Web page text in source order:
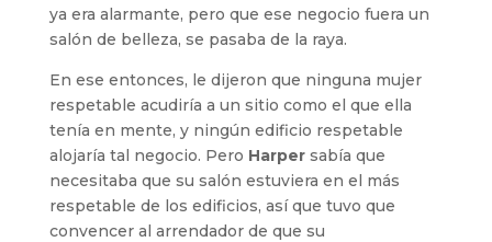
ya era alarmante, pero que ese negocio fuera un
salón de belleza, se pasaba de la raya.
En ese entonces, le dijeron que ninguna mujer
respetable acudiría a un sitio como el que ella
tenía en mente, y ningún edificio respetable
alojaría tal negocio. Pero Harpersabía que
necesitaba que su salón estuviera en el más
respetable de los edificios, así que tuvo que
convencer al arrendador de que su